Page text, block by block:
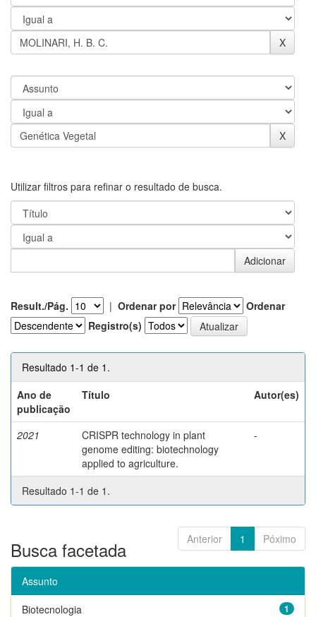
Utilizar filtros para refinar o resultado de busca.
Result./Pág. | Ordenar por
Ordenar
Registro(s)
Resultado 1-1 de 1.
Ano de
publicação
Título Autor(es)
2021
CRISPR technology in plant
genome editing: biotechnology
applied to agriculture.
-
Resultado 1-1 de 1.
Anterior 1 Póximo
Busca facetada
Assunto
1
Biotecnologia